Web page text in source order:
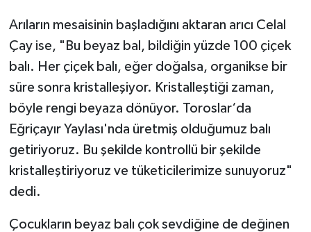
Arıların mesaisinin başladığını aktaran arıcı Celal
Çay ise, "Bu beyaz bal, bildiğin yüzde 100 çiçek
balı. Her çiçek balı, eğer doğalsa, organikse bir
süre sonra kristalleşiyor. Kristalleştiği zaman,
böyle rengi beyaza dönüyor. Toroslar‘da
Eğriçayır Yaylası'nda üretmiş olduğumuz balı
getiriyoruz. Bu şekilde kontrollü bir şekilde
kristalleştiriyoruz ve tüketicilerimize sunuyoruz"
dedi.
Çocukların beyaz balı çok sevdiğine de değinen